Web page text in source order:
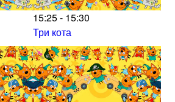
15:25 - 15:30
Три кота